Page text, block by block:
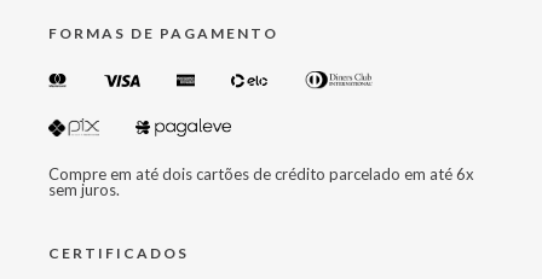
FORMAS DE PAGAMENTO
Compre em até dois cartões de crédito parcelado em até 6x
sem juros.
CERTIFICADOS